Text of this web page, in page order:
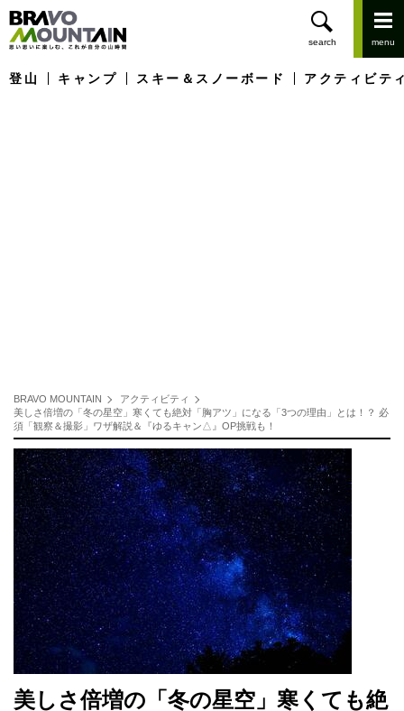
登山 キャンプ スキー＆スノーボード アクティビテ
BRAVO MOUNTAIN
アクティビティ
美しさ倍増の「冬の星空」寒くても絶対「胸アツ」になる「3つの理由」とは！？ 必
須「観察＆撮影」ワザ解説＆『ゆるキャン△』OP挑戦も！
美しさ倍増の「冬の星空」寒くても絶